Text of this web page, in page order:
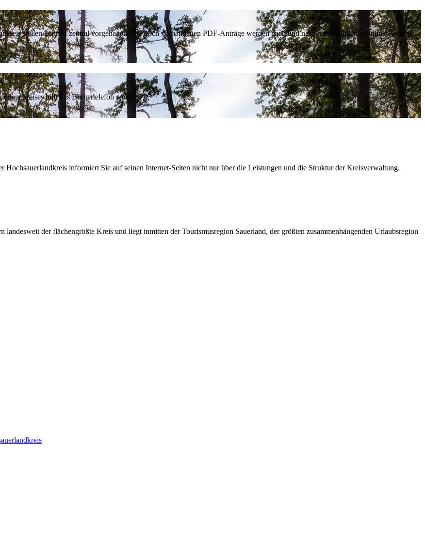
stellen können zentral vorgehalten. Die noch vorhandenen PDF-Anträge werden nach und nach auf intelligente Online-Anträge
hilft das Bürgertelefon weiter.
Hochsauerlandkreis informiert Sie auf seinen Internet-Seiten nicht nur über die Leistungen und die Struktur der Kreisverwaltung,
der flächengrößte Kreis und liegt inmitten der Tourismusregion Sauerland, der größten zusammenhängenden Urlaubsregion